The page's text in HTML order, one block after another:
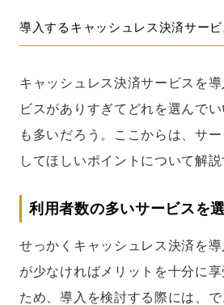
導入するキャッシュレス決済サー
キャッシュレス決済サービスを
ビスがありすぎてどれを選んで
も多いだろう。ここからは、サ
してほしいポイントについて解説
利用者数の多いサービスを
せっかくキャッシュレス決済を
が少なければメリットを十分に
ため、導入を検討する際には、